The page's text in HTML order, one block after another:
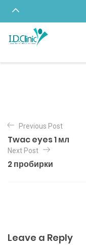
Previous Post
Twac eyes 1 мл
Next Post
2 пробирки
Leave a Reply